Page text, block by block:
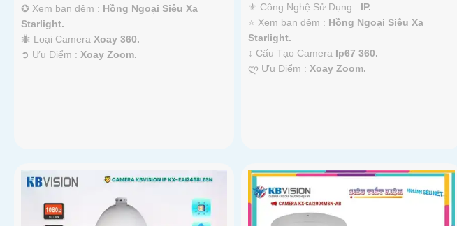
✪ Xem ban đêm : Hồng Ngoại Siêu Xa
Starlight.
🐜 Loại Camera Xoay 360.
️➲ Ưu Điểm : Xoay Zoom.
⚜️ Công Nghệ Sử Dụng : IP.
⭐ Xem ban đêm : Hồng Ngoại Siêu Xa
Starlight.
↕️ Cấu Tạo Camera Ip67 360.
️ლ Ưu Điểm : Xoay Zoom.